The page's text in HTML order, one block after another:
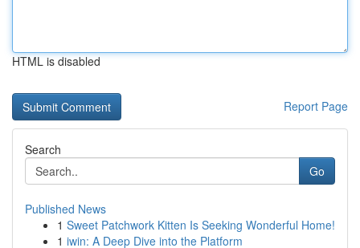
HTML is disabled
Report Page
Search
Go
Published News
1 Sweet Patchwork Kitten Is Seeking Wonderful Home!
1 iwin: A Deep Dive into the Platform